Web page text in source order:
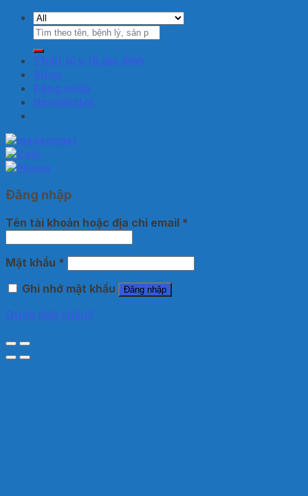
Tìm
kiếm:
Thiết bị y tế gia đình
Shop
Đăng nhập
Newsletter
Đăng nhập
Tên tài khoản hoặc địa chỉ email *
Mật khẩu *
Ghi nhớ mật khẩu
Đăng nhập
Quên mật khẩu?